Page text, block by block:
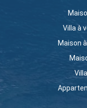
Villa à
Maison